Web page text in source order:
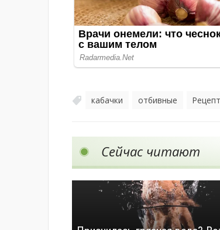
кабачки отбивные Рецепт
Сейчас читают